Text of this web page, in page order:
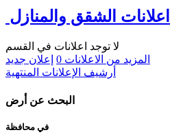
اعلانات الشقق والمنازل
لا توجد اعلانات في القسم
المزيد من الاعلانات 0 إعلان جديد
أرشيف الإعلانات المنتهية
البحث عن أرض
في محافظة